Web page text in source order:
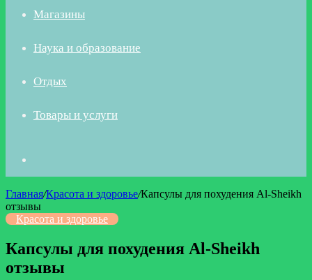
Магазины
Наука и образование
Отдых
Товары и услуги
Главная/Красота и здоровье/Капсулы для похудения Al-Sheikh
отзывы
Красота и здоровье
Капсулы для похудения Al-Sheikh
отзывы